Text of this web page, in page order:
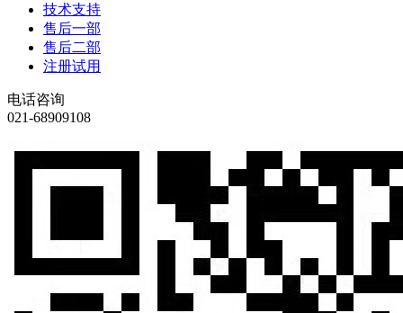
技术支持
售后一部
售后二部
注册试用
电话咨询
021-68909108